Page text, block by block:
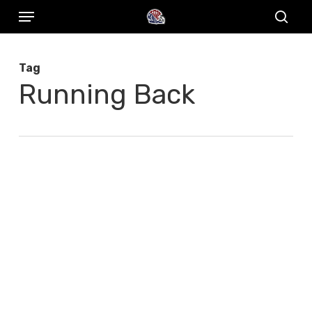
Skip
content
Menu
Tag
Running Back